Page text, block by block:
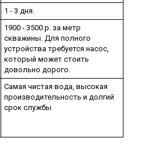
1 - 3 дня.
1900 - 3500 р. за метр
скважины. Для полного
устройства требуется насос,
который может стоить
довольно дорого.
Самая чистая вода, высокая
производительность и долгий
срок службы